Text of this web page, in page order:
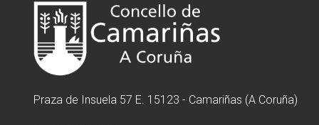
Praza de Insuela 57 E. 15123 - Camariñas (A Coruña)